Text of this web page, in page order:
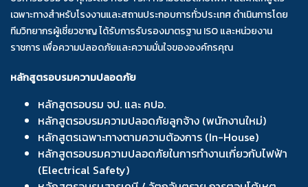
เฉพาะทางสำหรับโรงงานและสถานประกอบการทั่วประเทศ ดำเนินการโดย
ทีมวิทยากรผู้เชี่ยวชาญ ได้รับการรับรองมาตรฐาน ISO และหน่วยงาน
ราชการ เพื่อความปลอดภัยและความมั่นใจขององค์กรคุณ
หลักสูตรอบรมความปลอดภัย
หลักสูตรอบรม จป. และ คปอ.
หลักสูตรอบรมความปลอดภัยลูกจ้าง (พนักงานใหม่)
หลักสูตรเฉพาะทางตามความต้องการ (In-House)
หลักสูตรอบรมความปลอดภัยในการทำงานเกี่ยวกับไฟฟ้า
(Electrical Safety)